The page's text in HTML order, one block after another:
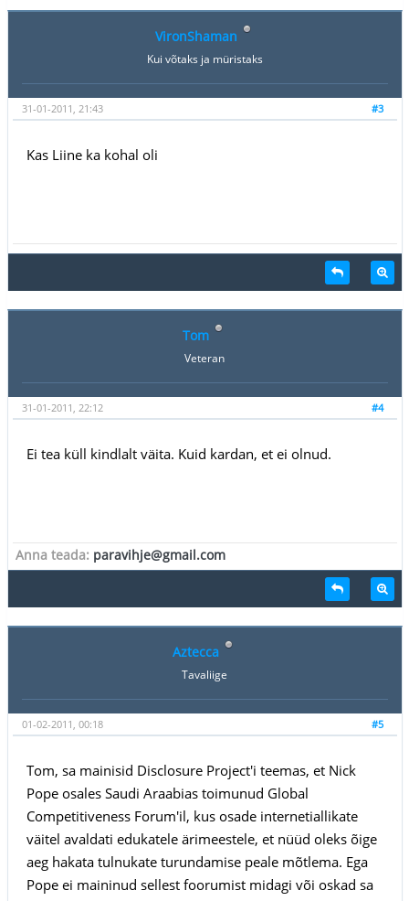
VironShaman
Kui võtaks ja müristaks
#3
31-01-2011, 21:43
Kas Liine ka kohal oli
Tom
Veteran
#4
31-01-2011, 22:12
Ei tea küll kindlalt väita. Kuid kardan, et ei olnud.
Anna teada: paravihje@gmail.com
Aztecca
Tavaliige
#5
01-02-2011, 00:18
Tom, sa mainisid Disclosure Project'i teemas, et Nick
Pope osales Saudi Araabias toimunud Global
Competitiveness Forum'il, kus osade internetiallikate
väitel avaldati edukatele ärimeestele, et nüüd oleks õige
aeg hakata tulnukate turundamise peale mõtlema. Ega
Pope ei maininud sellest foorumist midagi või oskad sa